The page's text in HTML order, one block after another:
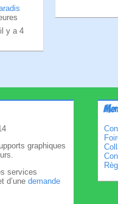
il y a 4
graphiques
services
d’une demande